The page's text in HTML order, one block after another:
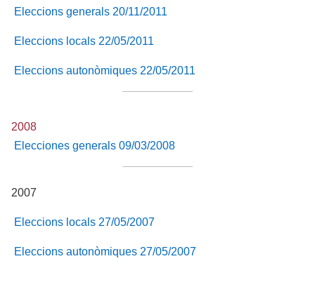
Eleccions generals 20/11/2011
Eleccions locals 22/05/2011
Eleccions autonòmiques 22/05/2011
2008
Elecciones generals 09/03/2008
2007
Eleccions locals 27/05/2007
Eleccions autonòmiques 27/05/2007